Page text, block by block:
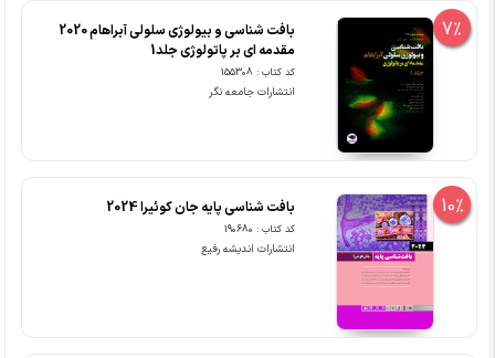
7%
بافت شناسی و بیولوژی سلولی آبراهام 2020
مقدمه ای بر پاتولوژی جلد1
کد کتاب : 155308
انتشارات جامعه نگر
10% بافت شناسی پایه جان کوئیرا 2024
کد کتاب : 190680
انتشارات اندیشه رفیع